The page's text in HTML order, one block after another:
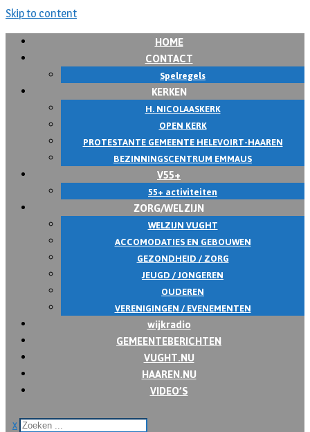
Skip to content
HOME
CONTACT
Spelregels
KERKEN
H. NICOLAASKERK
OPEN KERK
PROTESTANTE GEMEENTE HELEVOIRT-HAAREN
BEZINNINGSCENTRUM EMMAUS
V55+
55+ activiteiten
ZORG/WELZIJN
WELZIJN VUGHT
ACCOMODATIES EN GEBOUWEN
GEZONDHEID / ZORG
JEUGD / JONGEREN
OUDEREN
VERENIGINGEN / EVENEMENTEN
wijkradio
GEMEENTEBERICHTEN
VUGHT.NU
HAAREN.NU
VIDEO’S
x